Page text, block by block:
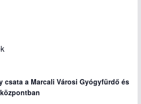
csata a Marcali Városi Gyógyfürdő és